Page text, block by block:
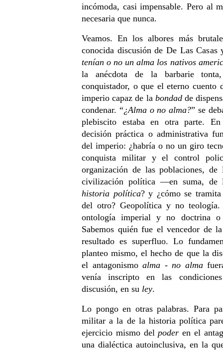
incómoda, casi impensable. Pero al
necesaria que nunca.
Veamos. En los albores más
conocida discusión de De Las Casas
tenían o no un alma los nativos
la anécdota de la barbarie
conquistador, o que el eterno cuento
imperio capaz de la bondadde
condenar. “¿Alma o no alma?” se
plebiscito estaba en otra parte.
decisión práctica o administrativa
del imperio: ¿habría o no un giro
conquista militar y el control
organización de las poblaciones,
civilización política —en suma,
historia política? y ¿cómo se
del otro? Geopolítica y no
ontología imperial y no doctrina o
Sabemos quién fue el vencedor de
resultado es superfluo. Lo
planteo mismo, el hecho de que la
el antagonismoalma - no alma
venía inscripto en las
discusión, en su ley.
Lo pongo en otras palabras. Para
militar a la de la historia política
ejercicio mismo del poder en el
una dialéctica autoinclusiva, en la